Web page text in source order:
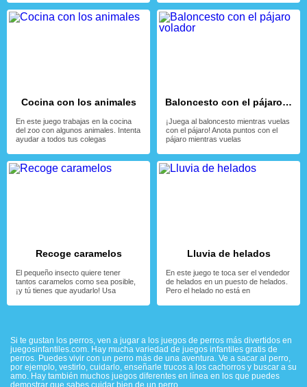
Cocina con los animales
En este juego trabajas en la cocina
del zoo con algunos animales. Intenta
ayudar a todos tus colegas
Baloncesto con el pájaro volador
¡Juega al baloncesto mientras vuelas
con el pájaro! Anota puntos con el
pájaro mientras vuelas
Recoge caramelos
El pequeño insecto quiere tener
tantos caramelos como sea posible,
¡y tú tienes que ayudarlo! Usa
Lluvia de helados
En este juego te toca ser el vendedor
de helados en un puesto de helados.
Pero el helado no está en
Si te gustan los perros, ven a jugar a los juegos de perros más divertidos en
juegosinfantiles.com. Hay mucha variedad de juegos infantiles gratis de
perros. Puedes vivir con un perro más de una aventura. Ve a sacar al perro,
por ejemplo, vestirlo, cuidarlo, enseñarle trucos a los cachorros y buscar a su
amo. Hay también muchos juegos diferentes en línea en los que puedes
demostrar que sabes cuidar bien de un perro.